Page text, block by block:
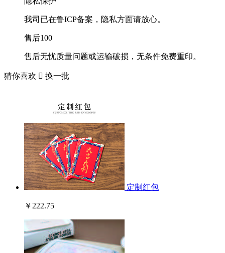
我司已在鲁ICP备案，隐私方面请放心。
售后100
售后无忧质量问题或运输破损，无条件免费重印。
猜你喜欢  换一批
定制红包
￥222.75